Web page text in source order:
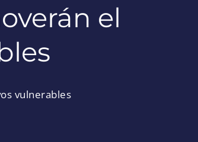
el
vulnerables